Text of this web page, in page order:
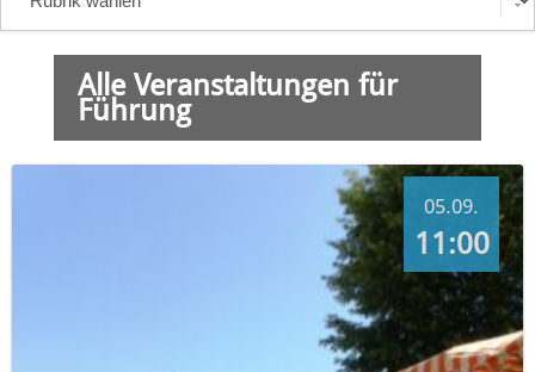
Alle Veranstaltungen für
Führung
05.09.
11:00